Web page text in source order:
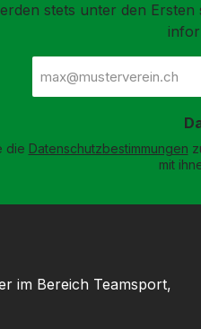
stets unter den
Mail-
Adresse
die Datenschutzbestimmungen
mit
im Bereich Teamsport,